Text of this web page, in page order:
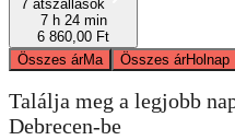
7 átszállások
7 h 24 min
6 860,00 Ft
Összes árMa Összes árHolnap
Találja meg a legjobb
Debrecen-be